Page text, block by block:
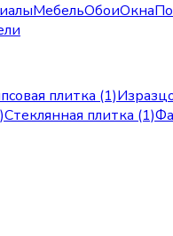
МебельОбоиОкна
плитка (1)
Стеклянная плитка (1)